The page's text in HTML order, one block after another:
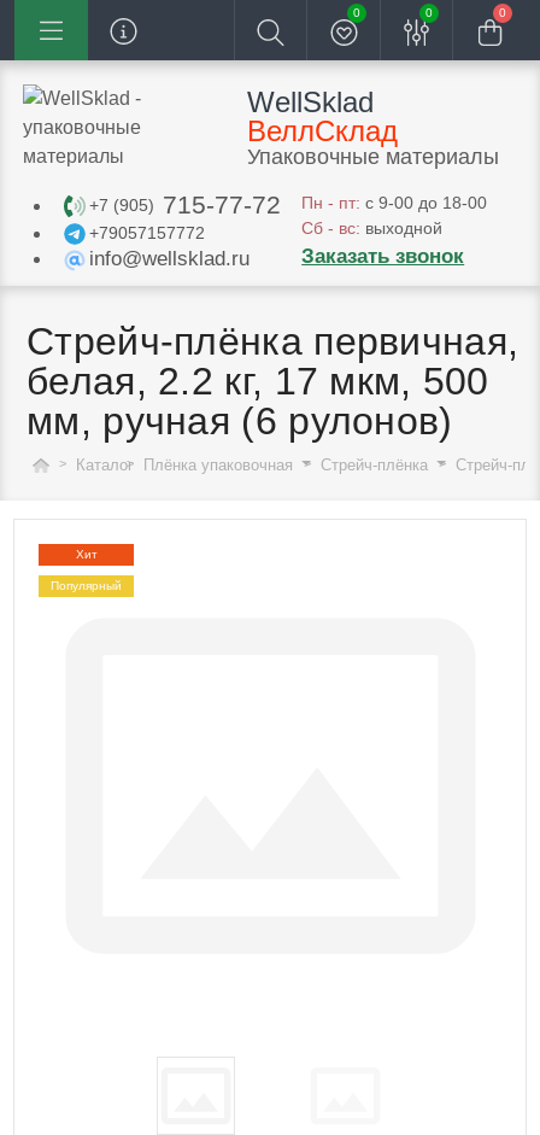
0 0 0
WellSklad
ВеллСклад
Упаковочные материалы
+7 (905) 715-77-72
+79057157772
info@wellsklad.ru
Пн - пт: с 9-00 до 18-00
Сб - вс: выходной
Заказать звонок
Стрейч-плёнка первичная,
белая, 2.2 кг, 17 мкм, 500
мм, ручная (6 рулонов)
Каталог Плёнка упаковочная Стрейч-плёнка Стрейч-
Хит
Популярный